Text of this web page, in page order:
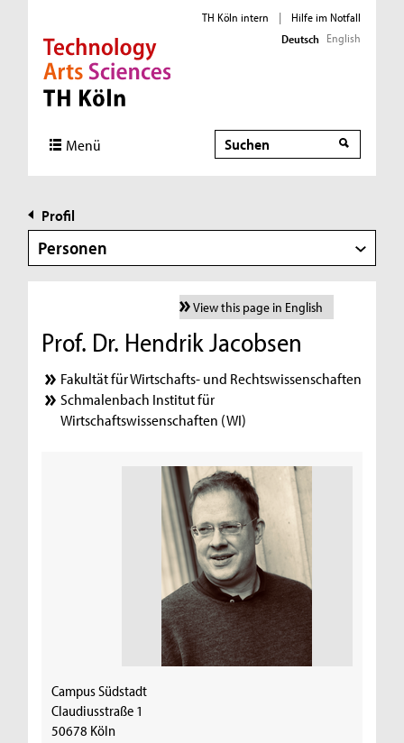
Direkt zur Hauptnavigation
Direkt zur Subnavigation
Direkt zum Inhalt
Direkt zum Fußbereich
TH Köln intern |
Hilfe im Notfall
Deutsch English
Menü Suche
Profil
Personen
View this page in English
Prof. Dr. Hendrik Jacobsen
Fakultät für Wirtschafts- und Rechtswissenschaften
Schmalenbach Institut für
Wirtschaftswissenschaften (WI)
Campus Südstadt
Claudiusstraße 1
50678 Köln